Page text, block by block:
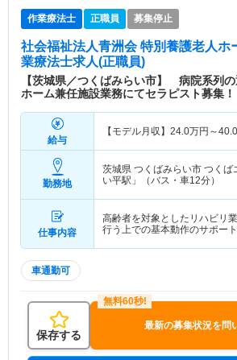
作業療法士 正職員 募集停止
社会福祉法人青洲会 特別養護老人ホ
業療法士求人(正職員)
【茨城県／つくばみらい市】 病院系列
ホーム兼任施設業務にてセラピスト募集！
給与
【モデル月収】 24.0万円～40.0
勤務地
茨城県 つくばみらい市 つくば
い平駅」（バス・車12分）
仕事内容
高齢者を対象としたリハビリ
行う上での基本動作のサポー
車通勤可
保存する
最新の募集状況を問